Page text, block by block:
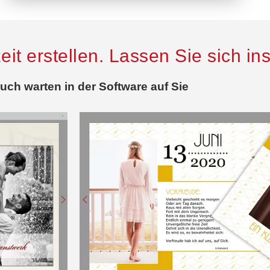
erstellen. Lassen Sie sich
warten in der Software auf Sie